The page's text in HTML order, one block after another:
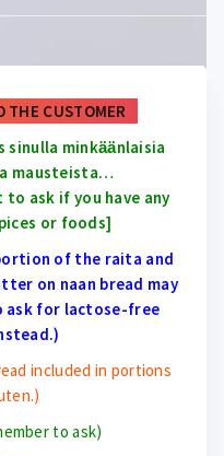
THE CUSTOMER
sinulla minkӓӓnlaisia
mausteista…
ask if you have any
or foods]
of the raita and
on naan bread may
ask for lactose-free
included in portions
to ask)